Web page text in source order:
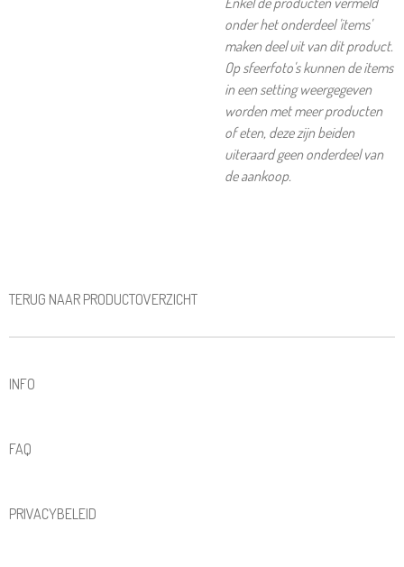
onder het onderdeel 'items'
maken deel uit van dit product.
Op sfeerfoto's kunnen de items
in een setting weergegeven
worden met meer producten
of eten, deze zijn beiden
uiteraard geen onderdeel van
de aankoop.
TERUG NAAR PRODUCTOVERZICHT
INFO
FAQ
PRIVACYBELEID